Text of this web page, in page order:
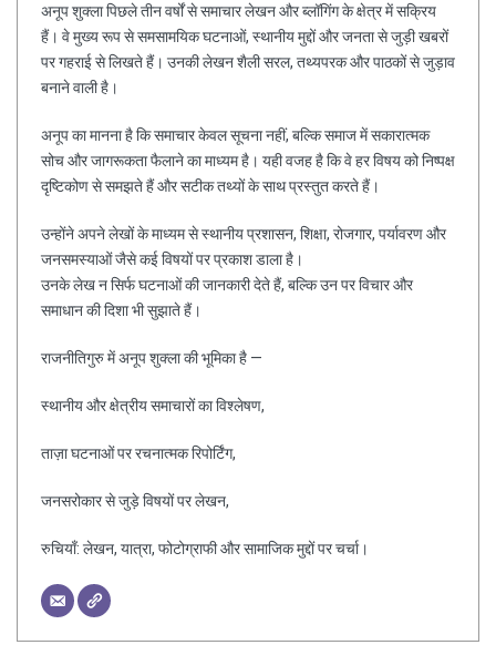
अनूप शुक्ला पिछले तीन वर्षों से समाचार लेखन और ब्लॉगिंग के क्षेत्र में सक्रिय
हैं। वे मुख्य रूप से समसामयिक घटनाओं, स्थानीय मुद्दों और जनता से जुड़ी खबरों
पर गहराई से लिखते हैं। उनकी लेखन शैली सरल, तथ्यपरक और पाठकों से जुड़ाव
बनाने वाली है।
अनूप का मानना है कि समाचार केवल सूचना नहीं, बल्कि समाज में सकारात्मक
सोच और जागरूकता फैलाने का माध्यम है। यही वजह है कि वे हर विषय को निष्पक्ष
दृष्टिकोण से समझते हैं और सटीक तथ्यों के साथ प्रस्तुत करते हैं।
उन्होंने अपने लेखों के माध्यम से स्थानीय प्रशासन, शिक्षा, रोजगार, पर्यावरण और
जनसमस्याओं जैसे कई विषयों पर प्रकाश डाला है।
उनके लेख न सिर्फ घटनाओं की जानकारी देते हैं, बल्कि उन पर विचार और
समाधान की दिशा भी सुझाते हैं।
राजनीतिगुरु में अनूप शुक्ला की भूमिका है —
स्थानीय और क्षेत्रीय समाचारों का विश्लेषण,
ताज़ा घटनाओं पर रचनात्मक रिपोर्टिंग,
जनसरोकार से जुड़े विषयों पर लेखन,
रुचियाँ: लेखन, यात्रा, फोटोग्राफी और सामाजिक मुद्दों पर चर्चा।